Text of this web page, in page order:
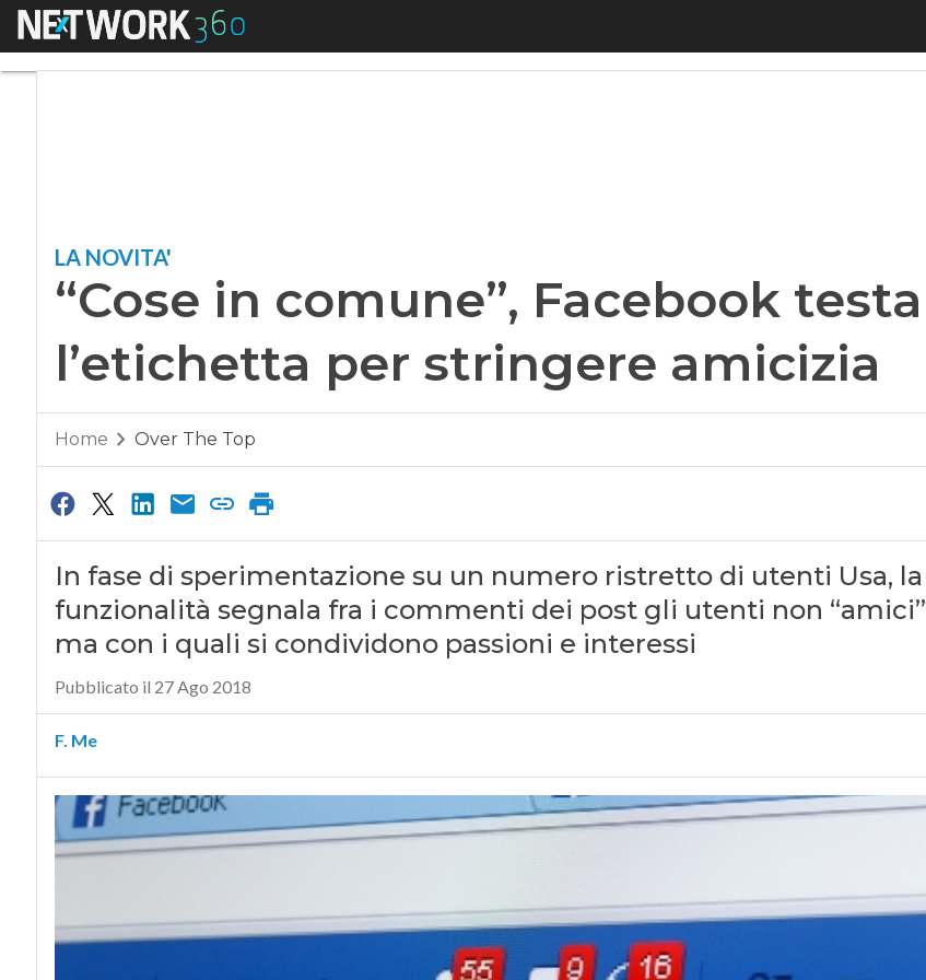
Menu
LA NOVITA'
“Cose in comune”, Facebook testa
l’etichetta per stringere amicizia
Home Over The Top
In fase di sperimentazione su un numero ristretto di utenti Usa, la
funzionalità segnala fra i commenti dei post gli utenti non “amici”
ma con i quali si condividono passioni e interessi
Pubblicato il 27 Ago 2018
F. Me